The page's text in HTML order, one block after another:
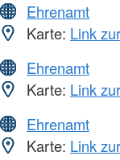
Ehrenamt
Karte: Link
Ehrenamt
Karte: Link
Ehrenamt
Karte: Link